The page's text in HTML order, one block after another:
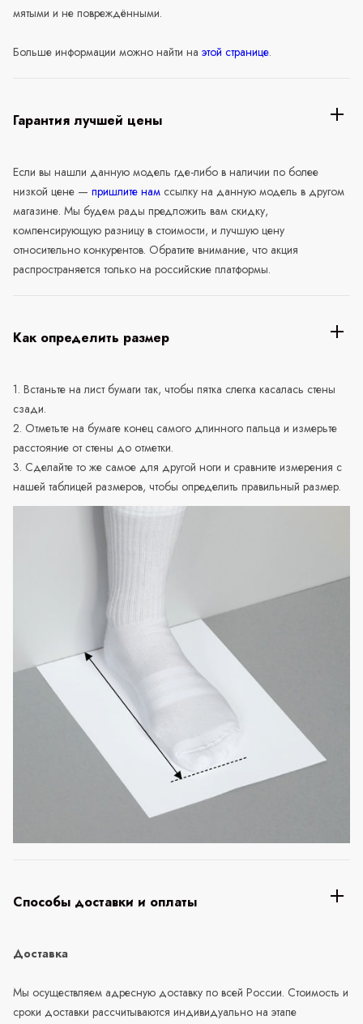
мятыми и не повреждёнными.
Больше информации можно найти на этой странице.
Гарантия лучшей цены
Если вы нашли данную модель где-либо в наличии по более
низкой цене — пришлите нам ссылку на данную модель в другом
магазине. Мы будем рады предложить вам скидку,
компенсирующую разницу в стоимости, и лучшую цену
относительно конкурентов. Обратите внимание, что акция
распространяется только на российские платформы.
Как определить размер
1. Встаньте на лист бумаги так, чтобы пятка слегка касалась стены
сзади.
2. Отметьте на бумаге конец самого длинного пальца и измерьте
расстояние от стены до отметки.
3. Сделайте то же самое для другой ноги и сравните измерения с
нашей таблицей размеров, чтобы определить правильный размер.
Способы доставки и оплаты
Доставка
Мы осуществляем адресную доставку по всей России. Стоимость и
сроки доставки рассчитываются индивидуально на этапе